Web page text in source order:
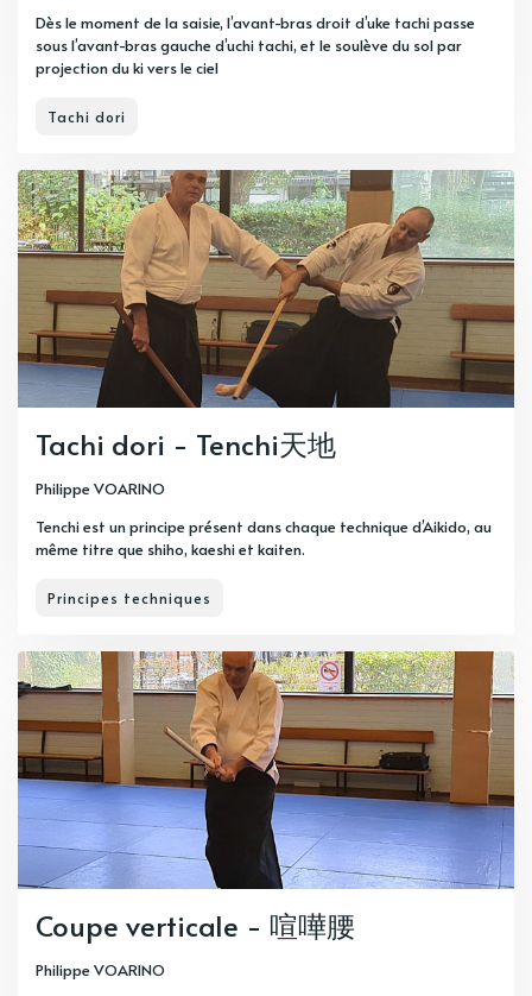
Dès le moment de la saisie, l’avant-bras droit d’uke tachi passe
sous l’avant-bras gauche d’uchi tachi, et le soulève du sol par
projection du ki vers le ciel
Tachi dori
Tachi dori - Tenchi天地
Philippe VOARINO
Tenchi est un principe présent dans chaque technique d’Aikido, au
même titre que shiho, kaeshi et kaiten.
Principes techniques
Coupe verticale - 喧嘩腰
Philippe VOARINO